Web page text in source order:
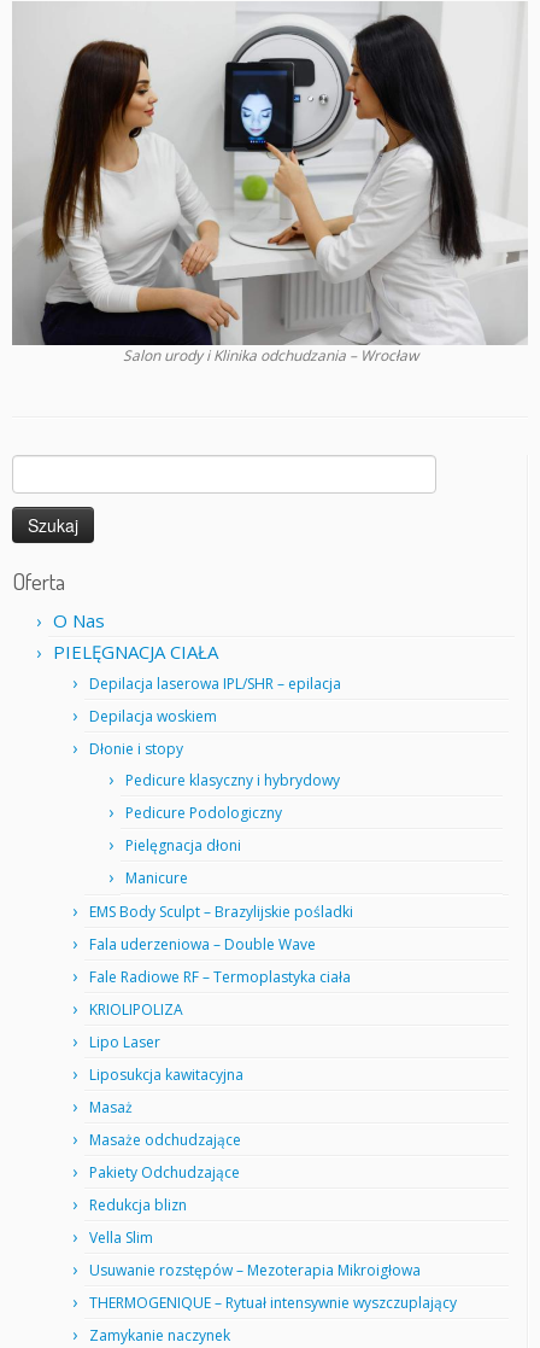
Salon urody i Klinika odchudzania – Wrocław
Oferta
O Nas
PIELĘGNACJA CIAŁA
Depilacja laserowa IPL/SHR – epilacja
Depilacja woskiem
Dłonie i stopy
Pedicure klasyczny i hybrydowy
Pedicure Podologiczny
Pielęgnacja dłoni
Manicure
EMS Body Sculpt – Brazylijskie pośladki
Fala uderzeniowa – Double Wave
Fale Radiowe RF – Termoplastyka ciała
KRIOLIPOLIZA
Lipo Laser
Liposukcja kawitacyjna
Masaż
Masaże odchudzające
Pakiety Odchudzające
Redukcja blizn
Vella Slim
Usuwanie rozstępów – Mezoterapia Mikroigłowa
THERMOGENIQUE – Rytuał intensywnie wyszczuplający
Zamykanie naczynek